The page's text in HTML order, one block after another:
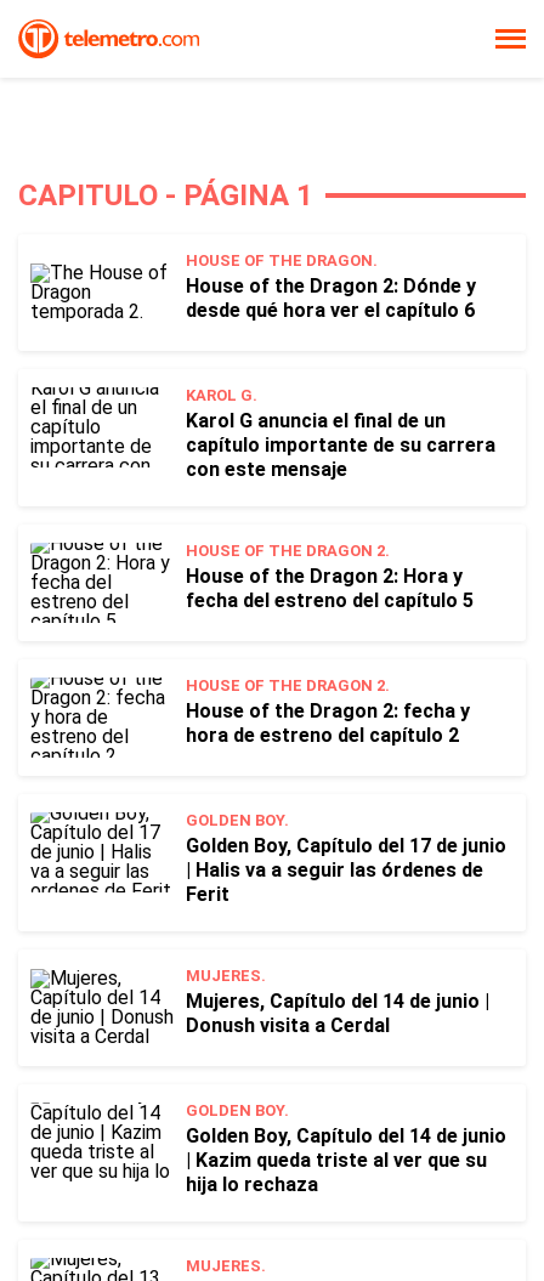
CAPITULO - PÁGINA 1
HOUSE OF THE DRAGON.
House of the Dragon 2: Dónde y
desde qué hora ver el capítulo 6
KAROL G.
Karol G anuncia el final de un
capítulo importante de su carrera
con este mensaje
HOUSE OF THE DRAGON 2.
House of the Dragon 2: Hora y
fecha del estreno del capítulo 5
HOUSE OF THE DRAGON 2.
House of the Dragon 2: fecha y
hora de estreno del capítulo 2
GOLDEN BOY.
Golden Boy, Capítulo del 17 de junio
| Halis va a seguir las órdenes de
Ferit
MUJERES.
Mujeres, Capítulo del 14 de junio |
Donush visita a Cerdal
GOLDEN BOY.
Golden Boy, Capítulo del 14 de junio
| Kazim queda triste al ver que su
hija lo rechaza
MUJERES.